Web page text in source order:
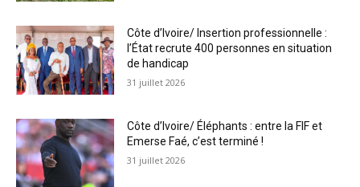
Côte d’Ivoire/ Insertion professionnelle :
l’État recrute 400 personnes en situation
de handicap
31 juillet 2026
Côte d’Ivoire/ Éléphants : entre la FIF et
Emerse Faé, c’est terminé !
31 juillet 2026